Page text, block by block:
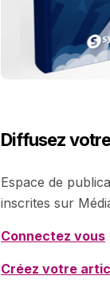
Diffusez
Espace de
inscrites sur
Connectez vous
Créez votre